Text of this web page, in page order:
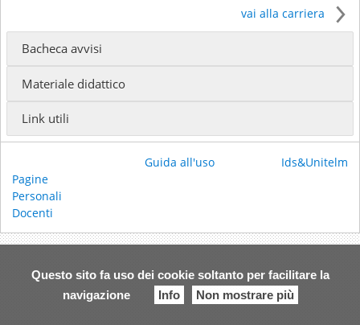
Questo sito fa uso dei cookie soltanto per facilitare la
navigazione
Info Non mostrare più
Baccalaureato in Sacra Teologia - Baccalaureato
(Docente stabile ordinario)
Baccalaureato in Scienze Religiose (Laurea in Scienze
(Docente stabile straordinario)
Licenza in Sacra Teologia (FTER) - Licenza in Sacra
Teologia
Baccalaureato in Sacra Teologia - Baccalaureato
triennale (Docente stabile ordinario)
Email:marco.settembrini@fter.it
vai alla carriera
Bacheca avvisi
Materiale didattico
Link utili
Pagine
Personali
Docenti
Guida all'uso Ids&Unitelm